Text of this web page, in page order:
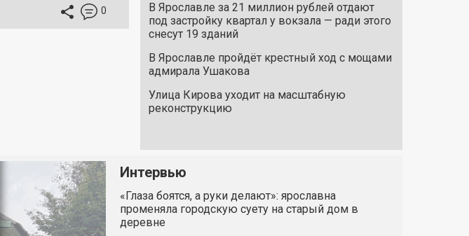
0
В Ярославле за 21 миллион рублей отдают
под застройку квартал у вокзала — ради этого
снесут 19 зданий
В Ярославле пройдёт крестный ход с мощами
адмирала Ушакова
Улица Кирова уходит на масштабную
реконструкцию
Интервью
«Глаза боятся, а руки делают»: ярославна
променяла городскую суету на старый дом в
деревне